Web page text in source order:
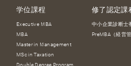
学位課程
Executive MBA
MBA
Master in Management
MSc in Taxation
Double Degree Program
修了認定課
中小企業診断士
PreMBA（経営管